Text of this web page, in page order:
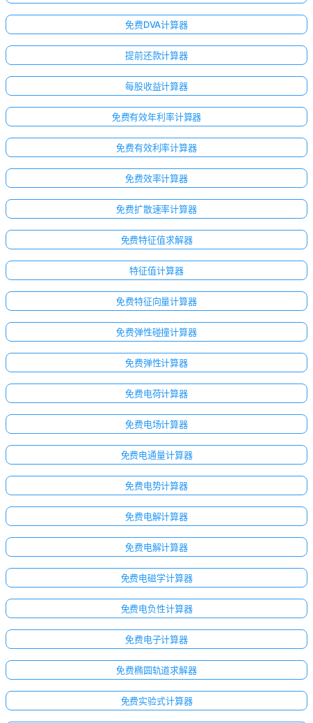
点击
登
录！
免费DVA计算器
提前还款计算器
每股收益计算器
免费有效年利率计算器
免费有效利率计算器
免费效率计算器
免费扩散速率计算器
免费特征值求解器
特征值计算器
免费特征向量计算器
免费弹性碰撞计算器
免费弹性计算器
免费电荷计算器
免费电场计算器
免费电通量计算器
免费电势计算器
免费电解计算器
免费电解计算器
免费电磁学计算器
免费电负性计算器
免费电子计算器
免费椭圆轨道求解器
免费实验式计算器